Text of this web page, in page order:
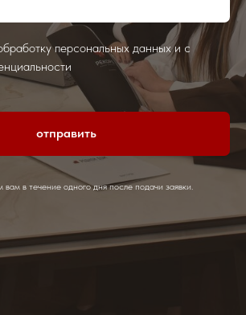
персональных данных и с
отправить
в течение одного дня после подачи заявки.